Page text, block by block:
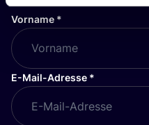
Vorname *
E-Mail-Adresse *